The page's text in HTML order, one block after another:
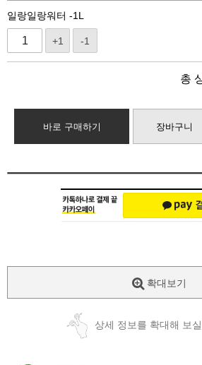
일랑일랑워터 -1L
+1 -1
총
바로 구매하기 장바구니
확대보기
상세 정보를 확대해 보